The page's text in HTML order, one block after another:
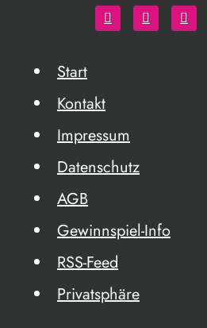
Start
Kontakt
Impressum
Datenschutz
AGB
Gewinnspiel-Info
RSS-Feed
Privatsphäre